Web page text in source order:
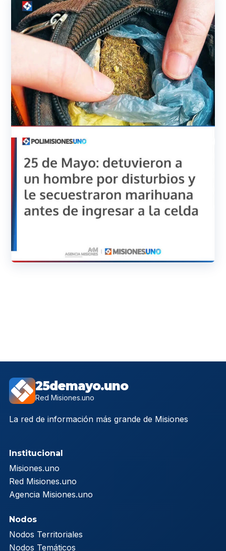
25demayo.uno
Red Misiones.uno
La red de información más grande de Misiones
Institucional
Misiones.uno
Red Misiones.uno
Agencia Misiones.uno
Nodos
Nodos Territoriales
Nodos Temáticos